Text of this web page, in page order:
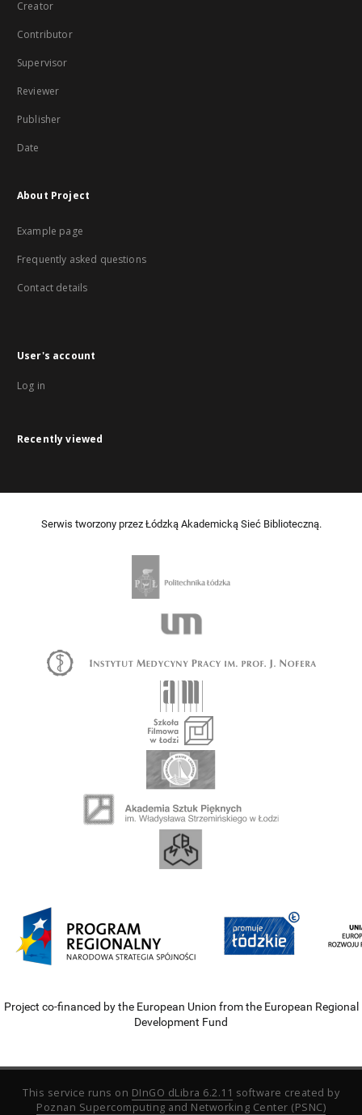
Creator
Contributor
Supervisor
Reviewer
Publisher
Date
About Project
Example page
Frequently asked questions
Contact details
User's account
Log in
Recently viewed
Serwis tworzony przez Łódzką Akademicką Sieć Biblioteczną.
Project co-financed by the European Union from the European Regional
Development Fund
This service runs on DInGO dLibra 6.2.11 software created by
Poznan Supercomputing and Networking Center (PSNC)